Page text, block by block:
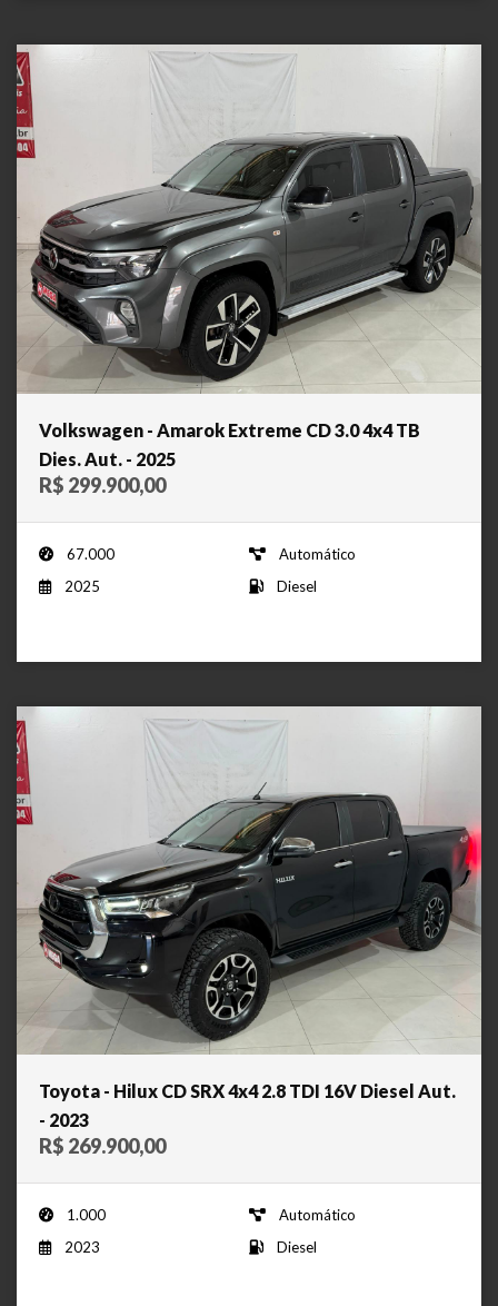
Volkswagen - Amarok Extreme CD 3.0 4x4 TB
Dies. Aut. - 2025
R$ 299.900,00
67.000
Automático
2025
Diesel
Toyota - Hilux CD SRX 4x4 2.8 TDI 16V Diesel Aut.
- 2023
R$ 269.900,00
1.000
Automático
2023
Diesel